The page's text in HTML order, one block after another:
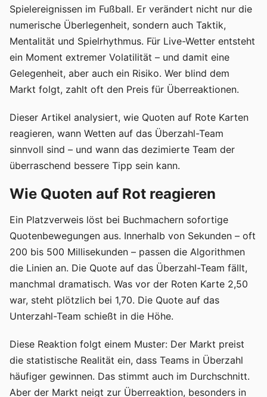
Spielereignissen im Fußball. Er verändert nicht nur die
numerische Überlegenheit, sondern auch Taktik,
Mentalität und Spielrhythmus. Für Live-Wetter entsteht
ein Moment extremer Volatilität – und damit eine
Gelegenheit, aber auch ein Risiko. Wer blind dem
Markt folgt, zahlt oft den Preis für Überreaktionen.
Dieser Artikel analysiert, wie Quoten auf Rote Karten
reagieren, wann Wetten auf das Überzahl-Team
sinnvoll sind – und wann das dezimierte Team der
überraschend bessere Tipp sein kann.
Wie Quoten auf Rot reagieren
Ein Platzverweis löst bei Buchmachern sofortige
Quotenbewegungen aus. Innerhalb von Sekunden – oft
200 bis 500 Millisekunden – passen die Algorithmen
die Linien an. Die Quote auf das Überzahl-Team fällt,
manchmal dramatisch. Was vor der Roten Karte 2,50
war, steht plötzlich bei 1,70. Die Quote auf das
Unterzahl-Team schießt in die Höhe.
Diese Reaktion folgt einem Muster: Der Markt preist
die statistische Realität ein, dass Teams in Überzahl
häufiger gewinnen. Das stimmt auch im Durchschnitt.
Aber der Markt neigt zur Überreaktion, besonders in